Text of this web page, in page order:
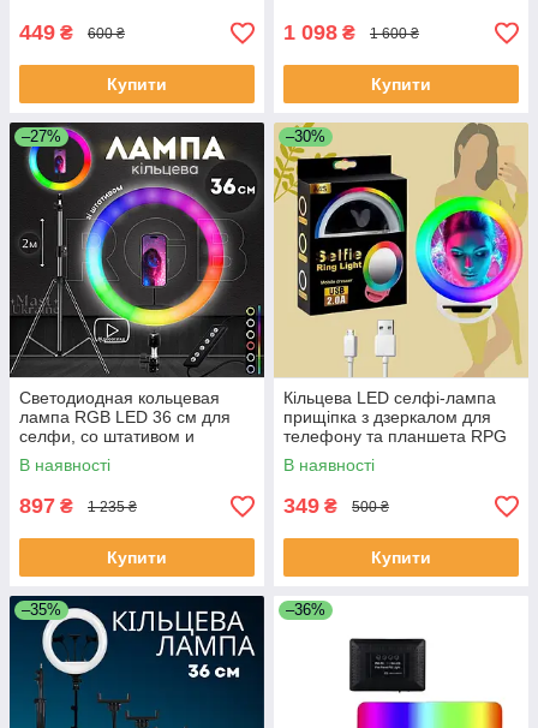
449 ₴ 600 ₴
Купити
1 098 ₴ 1 600 ₴
Купити
–27%
Светодиодная кольцевая
лампа RGB LED 36 см для
селфи, со штативом и
держателем для телефона
MJ36T
В наявності
897 ₴ 1 235 ₴
Купити
–30%
Кільцева LED селфі-лампа
прищіпка з дзеркалом для
телефону та планшета RPG
11см Selfie Ring Light -A4S-
Blue.
В наявності
349 ₴ 500 ₴
Купити
–35% –36%